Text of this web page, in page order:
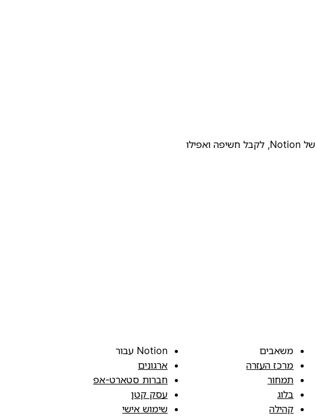
להעלות את התבנית שלכם לגלריית התבניות של Notion, לקבל חשיפה ואפילו
משאבים
מרכז העזרה
תמחור
בלוג
קהילה
Notion עבור
ארגונים
חברות סטארט-אפ
עסק קטן
שימוש אישי